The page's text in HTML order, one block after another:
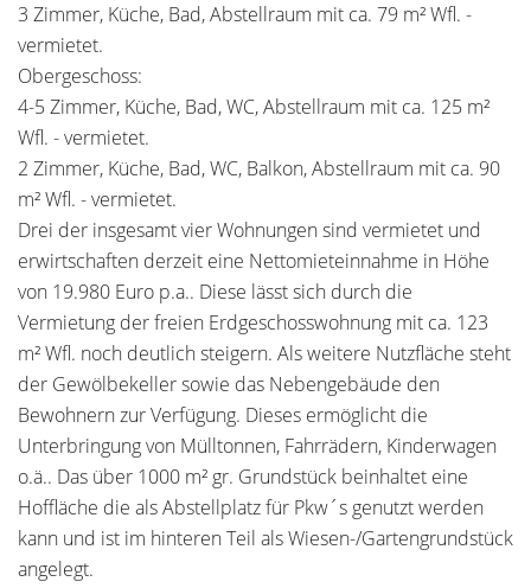
3 Zimmer, Küche, Bad, Abstellraum mit ca. 79 m² Wfl. -
vermietet.
Obergeschoss:
4-5 Zimmer, Küche, Bad, WC, Abstellraum mit ca. 125 m²
Wfl. - vermietet.
2 Zimmer, Küche, Bad, WC, Balkon, Abstellraum mit ca. 90
m² Wfl. - vermietet.
Drei der insgesamt vier Wohnungen sind vermietet und
erwirtschaften derzeit eine Nettomieteinnahme in Höhe
von 19.980 Euro p.a.. Diese lässt sich durch die
Vermietung der freien Erdgeschosswohnung mit ca. 123
m² Wfl. noch deutlich steigern. Als weitere Nutzfläche steht
der Gewölbekeller sowie das Nebengebäude den
Bewohnern zur Verfügung. Dieses ermöglicht die
Unterbringung von Mülltonnen, Fahrrädern, Kinderwagen
o.ä.. Das über 1000 m² gr. Grundstück beinhaltet eine
Hoffläche die als Abstellplatz für Pkw´s genutzt werden
kann und ist im hinteren Teil als Wiesen-/Gartengrundstück
angelegt.